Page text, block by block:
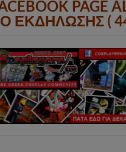
PAGE
ΕΚΔΗΛΩΣΗΣ (